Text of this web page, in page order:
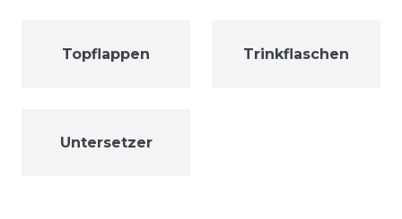
Topflappen Trinkflaschen
Untersetzer